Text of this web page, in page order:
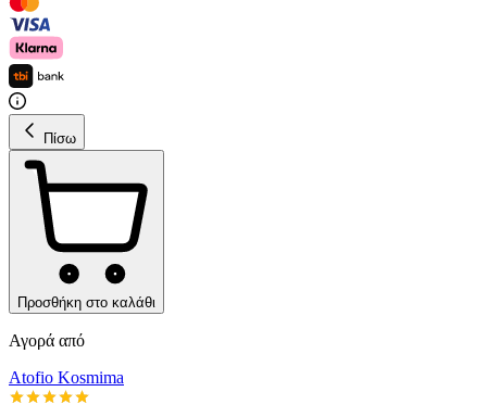
Πίσω
Προσθήκη στο καλάθι
Αγορά από
Atofio Kosmima